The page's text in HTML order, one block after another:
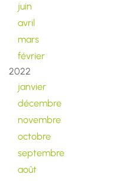
juin
avril
mars
février
2022
janvier
décembre
novembre
octobre
septembre
août